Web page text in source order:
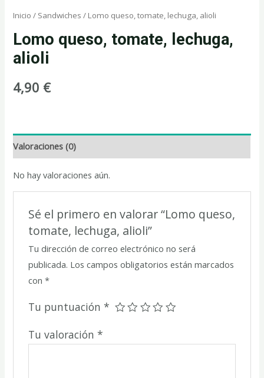
Inicio / Sandwiches / Lomo queso, tomate, lechuga, alioli
Lomo queso, tomate, lechuga,
alioli
4,90 €
Valoraciones (0)
No hay valoraciones aún.
Sé el primero en valorar “Lomo queso,
tomate, lechuga, alioli”
Tu dirección de correo electrónico no será
publicada. Los campos obligatorios están marcados
con *
Tu puntuación *
Tu valoración *